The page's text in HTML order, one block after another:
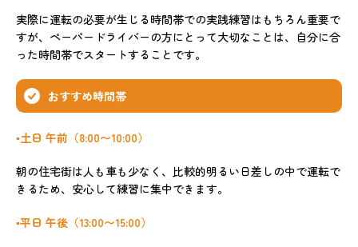
実際に運転の必要が生じる時間帯での実践練習はもちろん重要で
すが、ペーパードライバーの方にとって大切なことは、自分に合
った時間帯でスタートすることです。
おすすめ時間帯
▪️土日 午前（8:00〜10:00）
朝の住宅街は人も車も少なく、比較的明るい日差しの中で運転で
きるため、安心して練習に集中できます。
▪️平日 午後（13:00〜15:00）